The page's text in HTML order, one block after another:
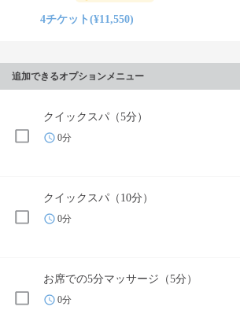
4チケット(¥11,550)
追加できるオプションメニュー
クイックスパ（5分）
0分
クイックスパ（10分）
0分
お席での5分マッサージ（5分）
0分